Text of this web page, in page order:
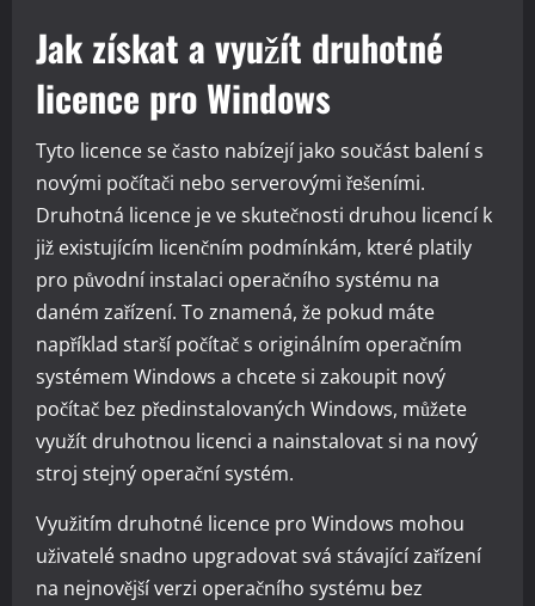
Jak získat a využít druhotné
licence pro Windows
Tyto licence se často nabízejí jako součást balení s
novými počítači nebo serverovými řešeními.
Druhotná licence je ve skutečnosti druhou licencí k
již existujícím licenčním podmínkám, které platily
pro původní instalaci operačního systému na
daném zařízení. To znamená, že pokud máte
například starší počítač s originálním operačním
systémem Windows a chcete si zakoupit nový
počítač bez předinstalovaných Windows, můžete
využít druhotnou licenci a nainstalovat si na nový
stroj stejný operační systém.
Využitím druhotné licence pro Windows mohou
uživatelé snadno upgradovat svá stávající zařízení
na nejnovější verzi operačního systému bez